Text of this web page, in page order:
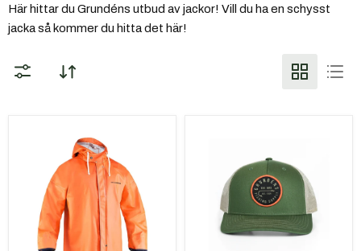
Här hittar du Grundéns utbud av jackor! Vill du ha en schysst
jacka så kommer du hitta det här!
Fiskejacka
Orange